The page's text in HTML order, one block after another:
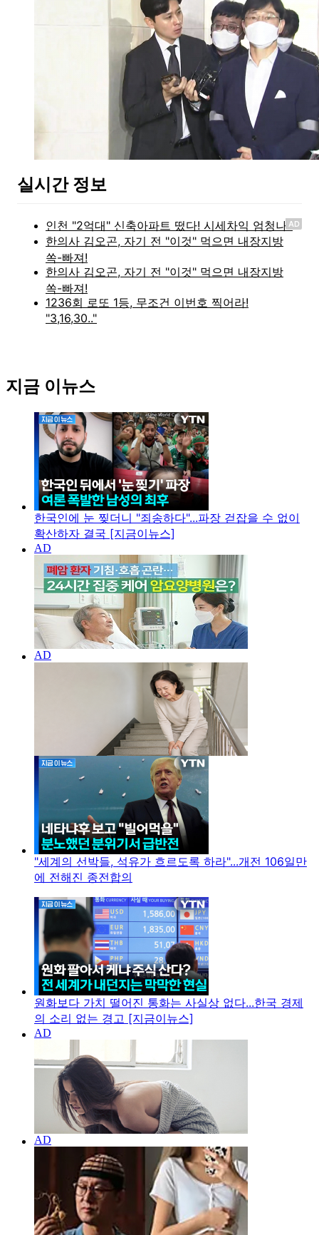
실시간 정보
AD
지금 이뉴스
한국인에 눈 찢더니 "죄송하다"...파장 걷잡을 수 없이
확산하자 결국 [지금이뉴스]
"세계의 선박들, 석유가 흐르도록 하라"...개전 106일만
에 전해진 종전합의
원화보다 가치 떨어진 통화는 사실상 없다...한국 경제
의 소리 없는 경고 [지금이뉴스]